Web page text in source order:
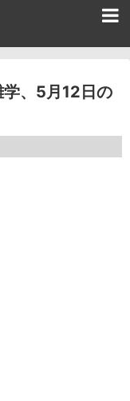
学、5月12日の